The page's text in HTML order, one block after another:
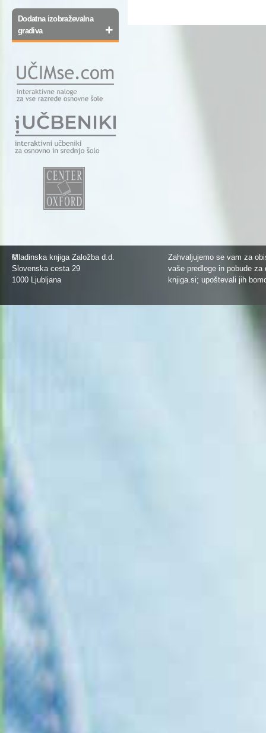
Dodatna izobraževalna
gradiva
+
©
Mladinska knjiga Založba d.d.
Slovenska cesta 29
1000 Ljubljana
Zahvaljujemo se vam za
vaše predloge in pobude
knjiga.si; upoštevali jih